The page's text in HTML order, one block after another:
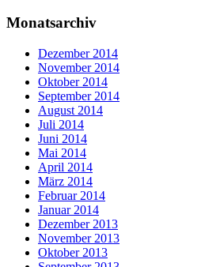
Monatsarchiv
Dezember 2014
November 2014
Oktober 2014
September 2014
August 2014
Juli 2014
Juni 2014
Mai 2014
April 2014
März 2014
Februar 2014
Januar 2014
Dezember 2013
November 2013
Oktober 2013